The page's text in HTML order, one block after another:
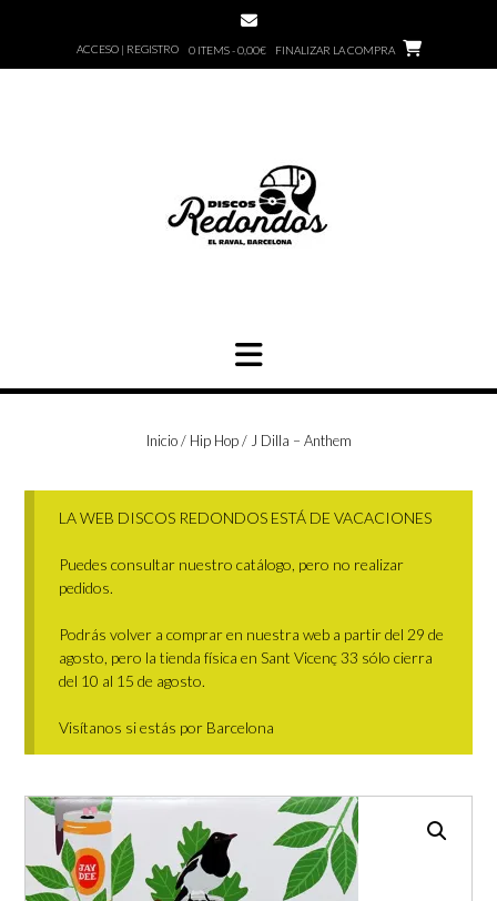
ACCESO | REGISTRO 0 ITEMS - 0,00€ FINALIZAR LA COMPRA
Inicio/ Hip Hop/ J Dilla – Anthem
LA WEB DISCOS REDONDOS ESTÁ DE VACACIONES
Puedes consultar nuestro catálogo, pero no realizar
pedidos.
Podrás volver a comprar en nuestra web a partir del 29 de
agosto, pero la tienda física en Sant Vicenç 33 sólo cierra
del 10 al 15 de agosto.
Visítanos si estás por Barcelona